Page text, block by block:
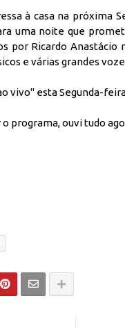
à casa na próxima
uma noite que
por Ricardo Anastácio
e várias grandes
vivo" esta Segunda-
programa, ouvi tudo